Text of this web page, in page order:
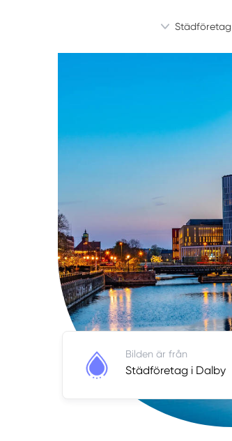
Städföretag
Bilden är från
Städföretag i Dalby